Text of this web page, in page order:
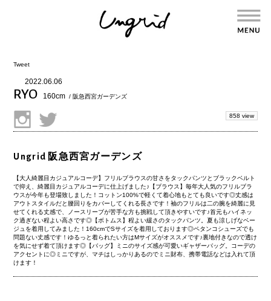
Tweet
2022.06.06
RYO 160cm / 阪急西宮ガーデンズ
858 view
Ungrid 阪急西宮ガーデンズ
【大人綺麗目カジュアルコーデ】フリルブラウスの甘さをタックパンツとブラックベルト
で抑え、綺麗目カジュアルコーデに仕上げました♪【ブラウス】毎年大人気のフリルブラ
ウスが今年も登場致しました！コットン100%で軽くて着心地もとても良いです◎丈感は
アウトスタイルだと腰回りをカバーしてくれる長さです！袖のフリルは二の腕を綺麗に見
せてくれる丈感で、ノースリーブが苦手な方も挑戦して頂きやすいです♪首元もハイネッ
ク過ぎない程よい高さです◎【ボトムス】程よい緩さのタックパンツ。夏も涼しげなベー
ジュを着用してみました！160cmでSサイズを着用しております◎ペタンコシューズでも
問題ない丈感です！ゆるっと着られたい方はMサイズがオススメです♪裏地付きなので透け
を気にせず着て頂けます◎【バッグ】ミニのサイズ感が可愛いギャザーバッグ。コーデの
アクセントに◎ミニですが、マチはしっかりあるのでミニ財布、携帯電話などは入れて頂
けます！